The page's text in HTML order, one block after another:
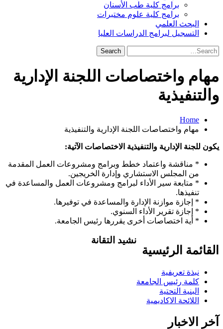
برامج كلية طب الأسنان
برامج كلية علوم مختبرات
البحث العلمي
التسجيل لبرامج الدراسات العليا
Search
for:
مهام واختصاصات اللجنة الإدارية
والتنفيذية
Home
مهام واختصاصات اللجنة الإدارية والتنفيذية
يكون للجنة الإدارية والتنفيذية الاختصاصات الآتية:
* مناقشة واعتماد خطط وبرامج ومشروعات العمل المقدمة
من المجلس الاستشاري وإدارة الخريجين.
* متابعة سير الأداء لبرامج ومشروعات العمل والمساعدة في
تنفيذها.
* إجازة موازنة الإدارة والمساعدة في توفيرها.
* إجازة تقرير الأداء السنوي.
* أية اختصاصات أخرى يقررها رئيس الجامعة.
القائمة الرئيسية
نبذة تعريفية
كلمة رئيس الجامعة
البنية التحتية
اللائحة الاكاديمية
آخر الاخبار
نشيد التقانة